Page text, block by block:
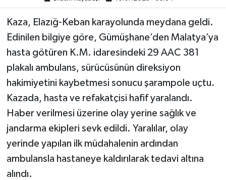
Kaza, Elazığ-Keban karayolunda meydana geldi.
Edinilen bilgiye göre, Gümüşhane’den Malatya’ya
hasta götüren K.M. idaresindeki 29 AAC 381
plakalı ambulans, sürücüsünün direksiyon
hakimiyetini kaybetmesi sonucu şarampole uçtu.
Kazada, hasta ve refakatçisi hafif yaralandı.
Haber verilmesi üzerine olay yerine sağlık ve
jandarma ekipleri sevk edildi. Yaralılar, olay
yerinde yapılan ilk müdahalenin ardından
ambulansla hastaneye kaldırılarak tedavi altına
alındı.